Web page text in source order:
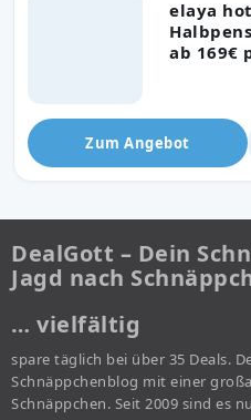
elaya
ab 169€
Zum Angebot
DealGott – Dein
Jagd nach
… vielfältig
spare täglich bei über 35 Deals.
Schnäppchenblog mit einer
Schnäppchen. Seit 2009 sind es